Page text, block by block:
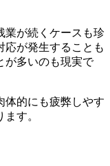
業が続くケースも珍
応が発生することも
が多いのも現実で
体的にも疲弊しやす
す。